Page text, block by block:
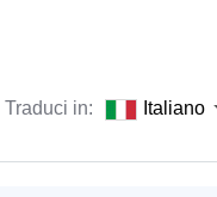
Traduci in: Italiano